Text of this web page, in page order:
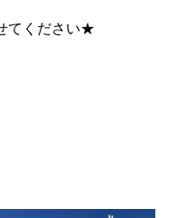
てください★